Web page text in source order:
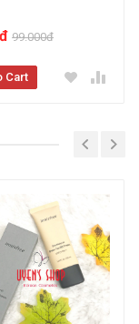
Auto
99.000đ
Cart